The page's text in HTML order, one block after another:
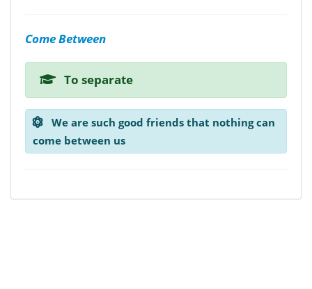
Come Between
To separate
We are such good friends that nothing can
come between us